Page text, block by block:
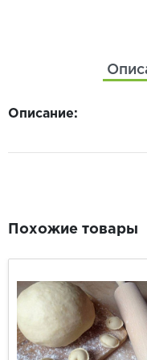
Описание:
Похожие товары